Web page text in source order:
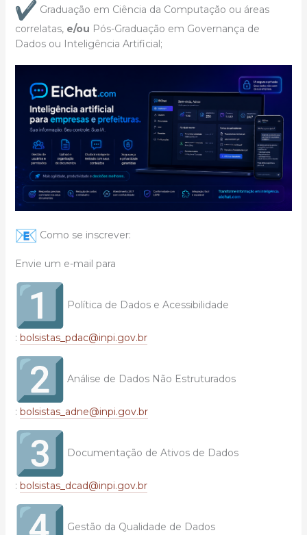
Graduação em Ciência da Computação ou áreas
correlatas, e/ou Pós-Graduação em Governança de
Dados ou Inteligência Artificial;
Como se inscrever:
Envie um e-mail para
Política de Dados e Acessibilidade
: bolsistas_pdac@inpi.gov.br
Análise de Dados Não Estruturados
: bolsistas_adne@inpi.gov.br
Documentação de Ativos de Dados
: bolsistas_dcad@inpi.gov.br
Gestão da Qualidade de Dados